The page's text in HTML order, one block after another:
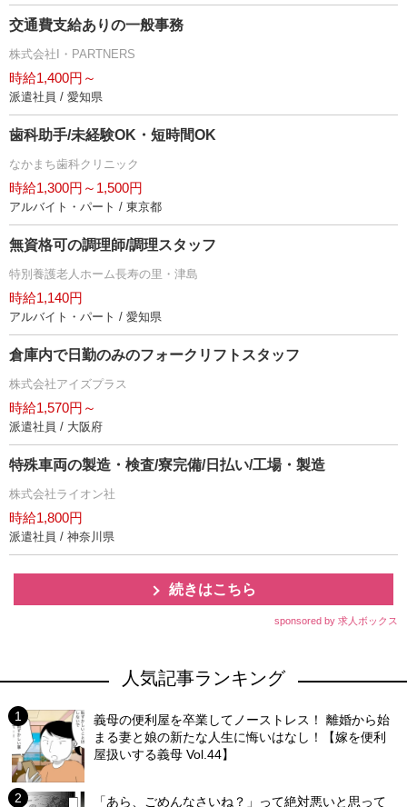
交通費支給ありの一般事務
株式会社I・PARTNERS
時給1,400円～
派遣社員 / 愛知県
歯科助手/未経験OK・短時間OK
なかまち歯科クリニック
時給1,300円～1,500円
アルバイト・パート / 東京都
無資格可の調理師/調理スタッフ
特別養護老人ホーム長寿の里・津島
時給1,140円
アルバイト・パート / 愛知県
倉庫内で日勤のみのフォークリフトスタッフ
株式会社アイズプラス
時給1,570円～
派遣社員 / 大阪府
特殊車両の製造・検査/寮完備/日払い/工場・製造
株式会社ライオン社
時給1,800円
派遣社員 / 神奈川県
続きはこちら
sponsored by 求人ボックス
人気記事ランキング
義母の便利屋を卒業してノーストレス！ 離婚から始
まる妻と娘の新たな人生に悔いはなし！【嫁を便利
屋扱いする義母 Vol.44】
「あら、ごめんなさいね？」って絶対悪いと思って